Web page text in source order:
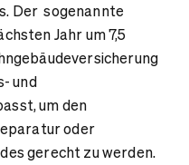
Der sogenannte
Jahr um 7,5
und
um den
oder
gerecht zu werden.